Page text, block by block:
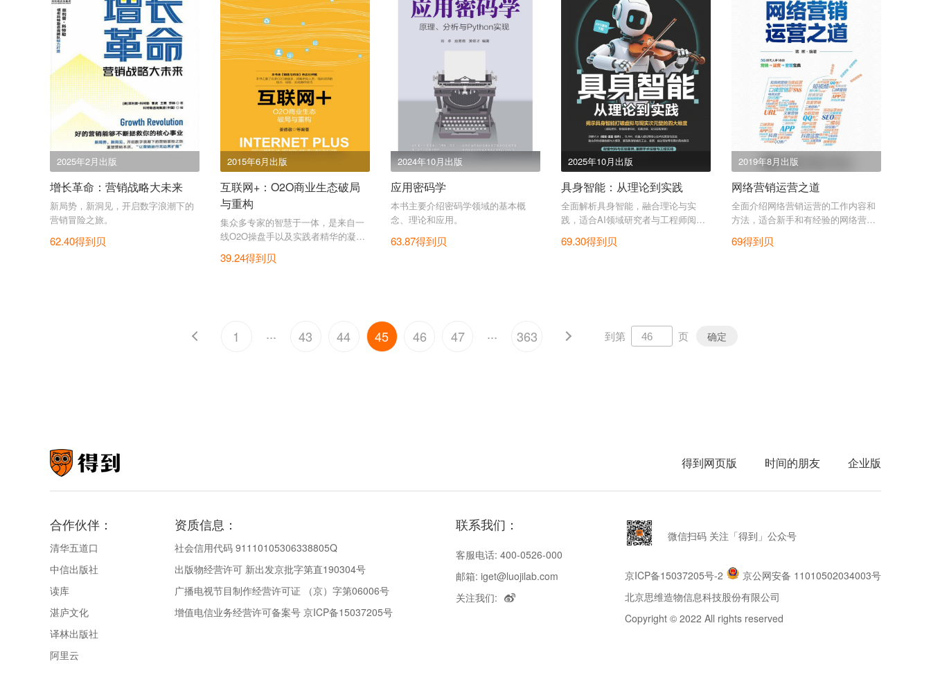
2025年2月出版
增长革命：营销战略大未来
新局势，新洞见，开启数字浪潮下的
营销冒险之旅。
62.40得到贝
2015年6月出版
互联网+：O2O商业生态破局
与重构
集众多专家的智慧于一体，是来自一
线O2O操盘手以及实践者精华的凝
39.24得到贝
2024年10月出版
应用密码学
本书主要介绍密码学领域的基本概
念、理论和应用。
63.87得到贝
2025年10月出版
具身智能：从理论到实践
全面解析具身智能，融合理论与实
践，适合AI领域研究者与工程师阅
69.30得到贝
2019年8月出版
网络营销运营之道
全面介绍网络营销运营的工作内容和
方法，适合新手和有经验的网络营销
69得到贝
1 ... 43 44 45 46 47 ... 363 到第 页 确定
得到网页版 时间的朋友 企业版
合作伙伴：
清华五道口
中信出版社
读库
湛庐文化
译林出版社
阿里云
资质信息：
社会信用代码 91110105306338805Q
出版物经营许可 新出发京批字第直190304号
广播电视节目制作经营许可证 （京）字第06006号
增值电信业务经营许可备案号 京ICP备15037205号
联系我们：
客服电话: 400-0526-000
邮箱: iget@luojilab.com
关注我们:
微信扫码 关注「得到」公众号
京ICP备15037205号-2
京公网安备 11010502034003号
北京思维造物信息科技股份有限公司
Copyright © 2022 All rights reserved